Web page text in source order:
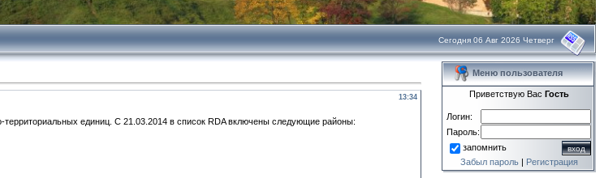
Сегодня 06 Авг 2026 Четверг
13:34
единиц. С 21.03.2014 в список RDA включены следующие районы:
Меню пользователя
Приветствую Вас Гость
Логин:
Пароль:
запомнить
Забыл пароль| Регистрация